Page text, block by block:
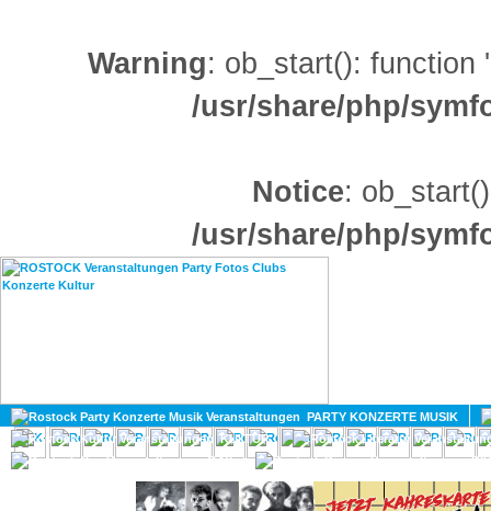
Warning: ob_start(): function
/usr/share/php/
Notice:
/usr/share/php/
PARTY KONZERTE MUSIK
KULTUR
GAY